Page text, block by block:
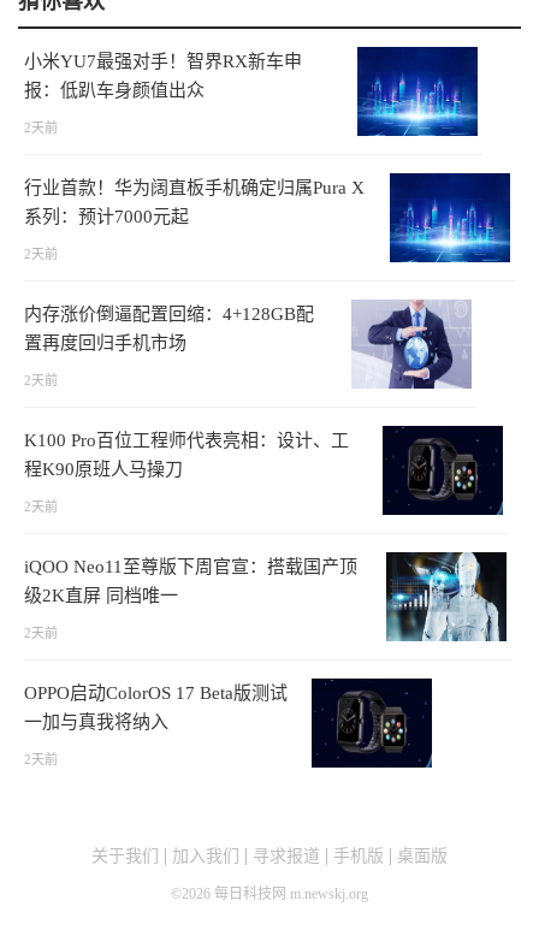
小米YU7最强对手！智界RX新车申
报：低趴车身颜值出众
2天前
行业首款！华为阔直板手机确定归属Pura X
系列：预计7000元起
2天前
内存涨价倒逼配置回缩：4+128GB配
置再度回归手机市场
2天前
K100 Pro百位工程师代表亮相：设计、工
程K90原班人马操刀
2天前
iQOO Neo11至尊版下周官宣：搭载国产顶
级2K直屏 同档唯一
2天前
OPPO启动ColorOS 17 Beta版测试
一加与真我将纳入
2天前
关于我们 加入我们 寻求报道 手机版 桌面版
©2026 每日科技网 m.newskj.org